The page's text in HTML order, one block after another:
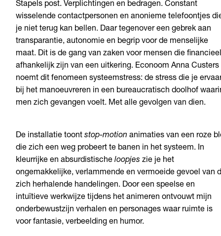
Stapels post. Verplichtingen en bedragen. Constant
wisselende contactpersonen en anonieme telefoontjes
je niet terug kan bellen. Daar tegenover een gebrek aan
transparantie, autonomie en begrip voor de menselijke
maat. Dit is de gang van zaken voor mensen die financieel
afhankelijk zijn van een uitkering. Econoom Anna Custers
noemt dit fenomeen systeemstress: de stress die je
bij het manoeuvreren in een bureaucratisch doolhof
men zich gevangen voelt. Met alle gevolgen van dien.
De installatie toont stop-motion animaties van een roze
die zich een weg probeert te banen in het systeem. In
kleurrijke en absurdistische loopjes zie je het
ongemakkelijke, verlammende en vermoeide gevoel van
zich herhalende handelingen. Door een speelse en
intuïtieve werkwijze tijdens het animeren ontvouwt mijn
onderbewustzijn verhalen en personages waar ruimte is
voor fantasie, verbeelding en humor.